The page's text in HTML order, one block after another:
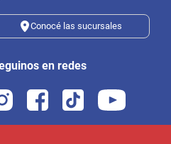
Conocé las sucursales
en redes